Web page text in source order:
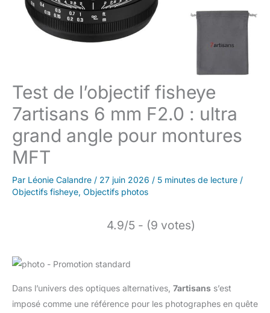
Test de l’objectif fisheye
7artisans 6 mm F2.0 : ultra
grand angle pour montures
MFT
Par Léonie Calandre / 27 juin 2026 / 5 minutes de lecture /
Objectifs fisheye, Objectifs photos
4.9/5 - (9 votes)
Dans l’univers des optiques alternatives, 7artisans s’est
imposé comme une référence pour les photographes en quête